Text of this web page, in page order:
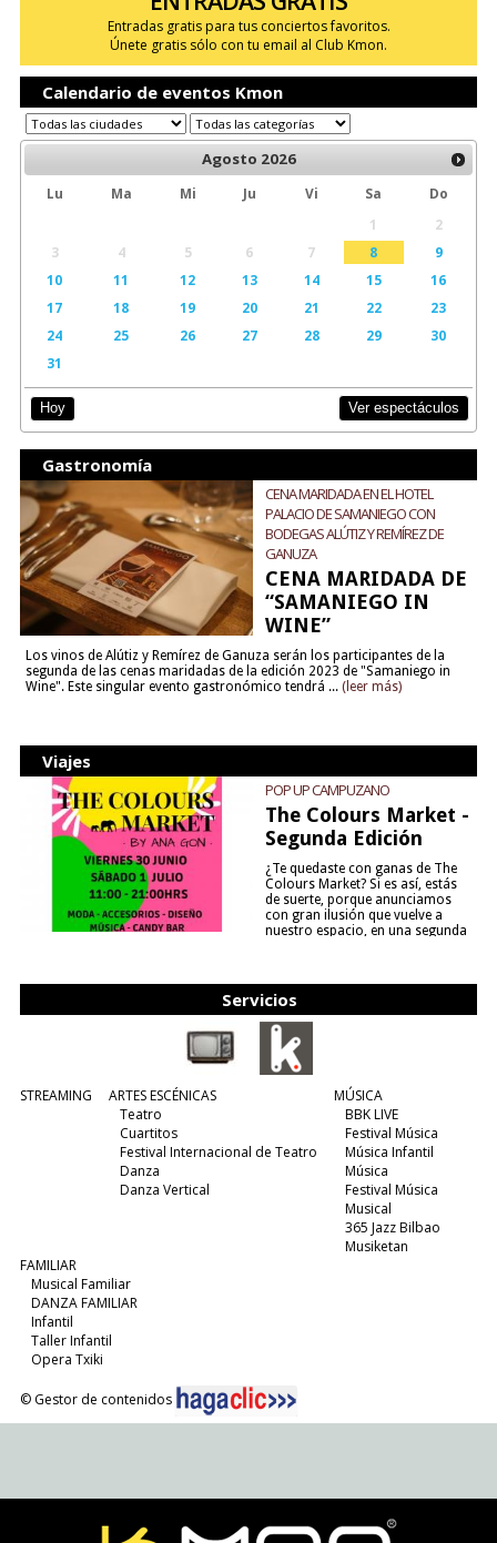
Entradas gratis para tus conciertos favoritos.
Únete gratis sólo con tu email al Club Kmon.
Calendario de eventos Kmon
Agosto 2026
Lu Ma Mi Ju Vi Sa
Do
1
2
3
4 5 6 7 8
9
10
11 12 13 14 15
16
17
18 19 20 21 22
23
24
25 26 27 28 29
30
31
Hoy Ver espectáculos
Gastronomía
CENA MARIDADA EN EL HOTEL
PALACIO DE SAMANIEGO CON
BODEGAS ALÚTIZ Y REMÍREZ DE
GANUZA
CENA MARIDADA DE
“SAMANIEGO IN
WINE”
Los vinos de Alútiz y Remírez de Ganuza serán los participantes de la
segunda de las cenas maridadas de la edición 2023 de "Samaniego in
Wine". Este singular evento gastronómico tendrá ... (leer más)
Viajes
POP UP CAMPUZANO
The Colours Market -
Segunda Edición
¿Te quedaste con ganas de The
Colours Market? Si es así, estás
de suerte, porque anunciamos
con gran ilusión que vuelve a
nuestro espacio, en una segunda
Servicios
STREAMING
ARTES ESCÉNICAS
Teatro
Cuartitos
Festival Internacional de Teatro
Danza
Danza Vertical
MÚSICA
BBK LIVE
Festival Música
Música Infantil
Música
Festival Música
Musical
365 Jazz Bilbao
Musiketan
FAMILIAR
Musical Familiar
DANZA FAMILIAR
Infantil
Taller Infantil
Opera Txiki
© Gestor de contenidos